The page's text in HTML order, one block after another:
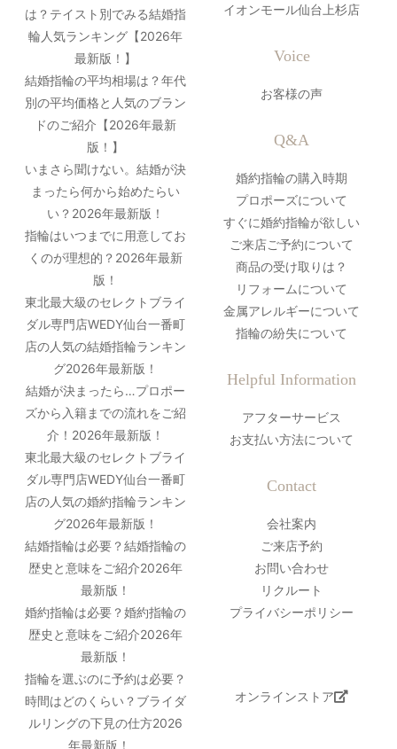
は？テイスト別でみる結婚指
輪人気ランキング【2026年
最新版！】
結婚指輪の平均相場は？年代
別の平均価格と人気のブラン
ドのご紹介【2026年最新
版！】
いまさら聞けない。結婚が決
まったら何から始めたらい
い？2026年最新版！
指輪はいつまでに用意してお
くのが理想的？2026年最新
版！
東北最大級のセレクトブライ
ダル専門店WEDY仙台一番町
店の人気の結婚指輪ランキン
グ2026年最新版！
結婚が決まったら…プロポー
ズから入籍までの流れをご紹
介！2026年最新版！
東北最大級のセレクトブライ
ダル専門店WEDY仙台一番町
店の人気の婚約指輪ランキン
グ2026年最新版！
結婚指輪は必要？結婚指輪の
歴史と意味をご紹介2026年
最新版！
婚約指輪は必要？婚約指輪の
歴史と意味をご紹介2026年
最新版！
指輪を選ぶのに予約は必要？
時間はどのくらい？ブライダ
ルリングの下見の仕方2026
年最新版！
イオンモール仙台上杉店
Voice
お客様の声
Q&A
婚約指輪の購入時期
プロポーズについて
すぐに婚約指輪が欲しい
ご来店ご予約について
商品の受け取りは？
リフォームについて
金属アレルギーについて
指輪の紛失について
Helpful Information
アフターサービス
お支払い方法について
Contact
会社案内
ご来店予約
お問い合わせ
リクルート
プライバシーポリシー
オンラインストア